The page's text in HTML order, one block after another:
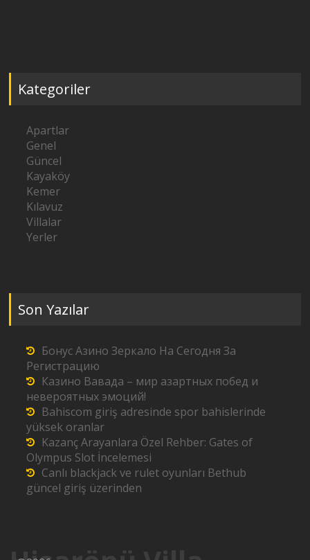
Kategoriler
Apartlar
Genel
Güncel
Kayaköy
Kemer
Kılavuz
Villalar
Yerler
Son Yazılar
Бонус Азино Зеркало На Сегодня За
Регистрацию
Казино Вавада – мир азартных побед и
невероятных эмоций!
Bahiscom giriş adresinde spor bahislerinde
yüksek oranlar
Kazanç Arayanlara Özel Rehber: Gates of
Olympus Slot İncelemesi
Canlı blackjack ve rulet oyunları Bethub
güncel giriş üzerinden